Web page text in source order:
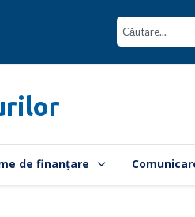
de finanțare